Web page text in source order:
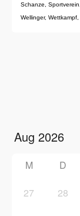
Schanze
Sportverein
Wellinger, Wettkampf
M D
27 28